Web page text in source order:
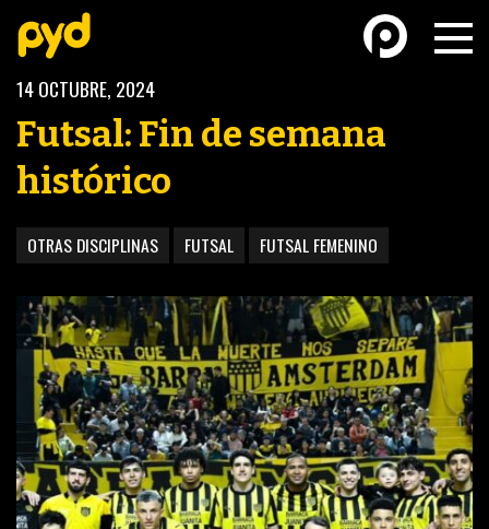
BASKETBALL FÚTBOL FEMENINO
FUTSAL FUTSAL FEMENINO
ACTUALIDAD OTROS DEPORTES
14 OCTUBRE, 2024
Futsal: Fin de semana
histórico
OTRAS DISCIPLINAS FUTSAL FUTSAL FEMENINO